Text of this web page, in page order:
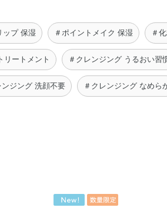
ップ 保湿 ＃ポイントメイク 保湿 ＃
リートメント ＃クレンジング うるおい習
ンジング 洗顔不要 ＃クレンジング なめら